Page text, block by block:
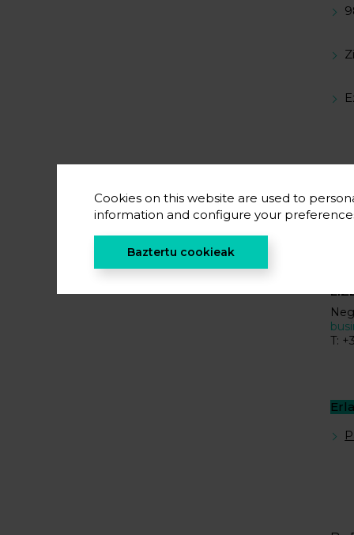
T:
Cookies on this website are used to
information and configure your
Baztertu cookieak